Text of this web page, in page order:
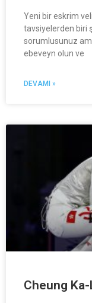
Yeni bir eskrim
tavsiyelerden biri
sorumlusunuz
ebeveyn olun ve
DEVAMI »
Cheung